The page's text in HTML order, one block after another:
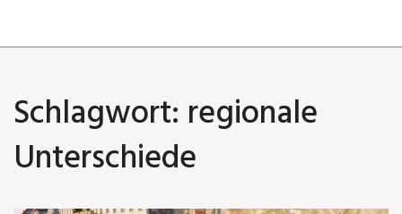
Schlagwort: regionale
Unterschiede